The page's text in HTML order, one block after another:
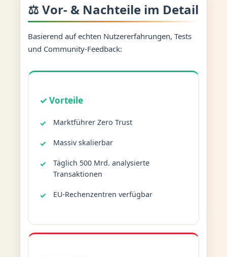
⚖️ Vor- & Nachteile im Detail
Basierend auf echten Nutzererfahrungen, Tests
und Community-Feedback:
✓ Vorteile
Marktführer Zero Trust
Massiv skalierbar
Täglich 500 Mrd. analysierte
Transaktionen
EU-Rechenzentren verfügbar